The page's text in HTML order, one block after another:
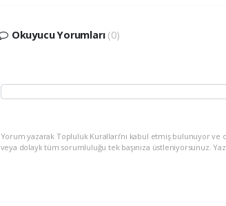
Okuyucu Yorumları (0)
Yorum yazarak Topluluk Kuralları’nı kabul etmiş bulunuyor
veya dolaylı tüm sorumluluğu tek başınıza üstleniyorsunuz.